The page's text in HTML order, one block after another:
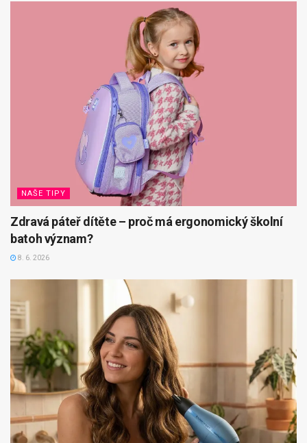
NAŠE TIPY
Zdravá páteř dítěte – proč má ergonomický školní
batoh význam?
8. 6. 2026